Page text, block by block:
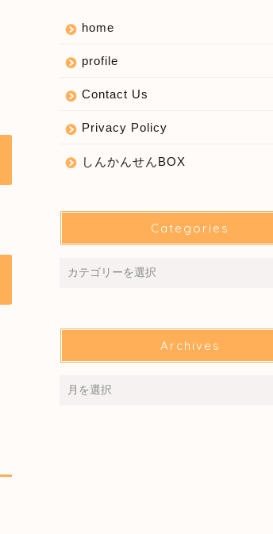
home
profile
Contact Us
Privacy Policy
しんかんせんBOX
Categories
Archives